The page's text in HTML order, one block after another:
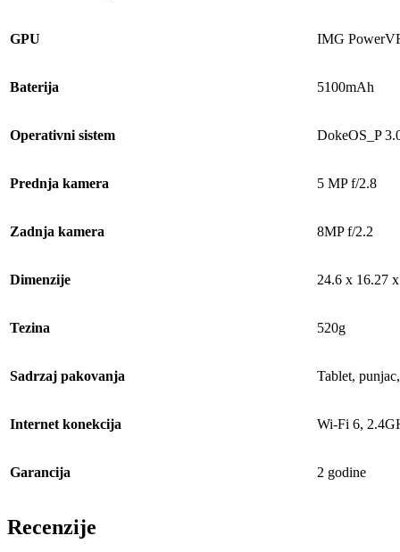
GPU IMG
Baterija 5100mAh
Operativni sistem ‎DokeOS_P
Prednja kamera ‎5 MP f/2.8
Zadnja kamera 8MP f/2.2
Dimenzije ‎24.6 x 16.27
Tezina 520g
Sadrzaj pakovanja Tablet,
Internet konekcija Wi-Fi 6,
Garancija 2 godine
Recenzije